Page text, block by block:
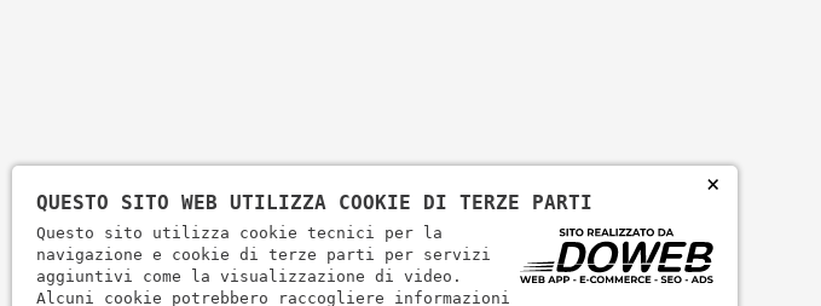
×
QUESTO SITO WEB UTILIZZA COOKIE DI TERZE PARTI
Questo sito utilizza cookie tecnici per la
navigazione e cookie di terze parti per servizi
aggiuntivi come la visualizzazione di video.
Alcuni cookie potrebbero raccogliere informazioni